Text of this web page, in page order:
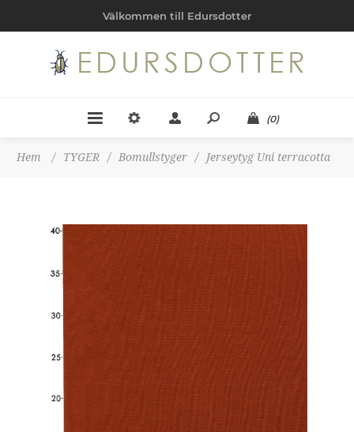
Välkommen till Edursdotter
(0)
Hem / TYGER / Bomullstyger / Jerseytyg Uni terracotta